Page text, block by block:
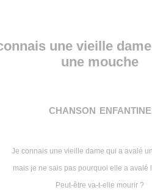
une vieille
une mouche
chanson enfantine
Je connais une vieille dame qui a avalé
mais je ne sais pas pourquoi elle a avalé
Peut-être va-t-elle mourir ?